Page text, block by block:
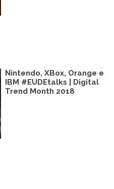
Nintendo, XBox, Orange e
IBM #EUDEtalks | Digital
Trend Month 2018